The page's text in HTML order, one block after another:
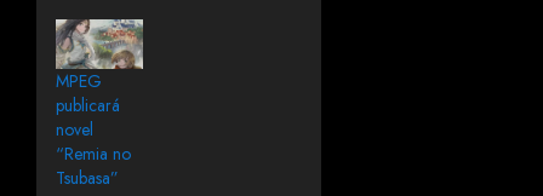
MPEG
publicará
novel
“Remia no
Tsubasa”